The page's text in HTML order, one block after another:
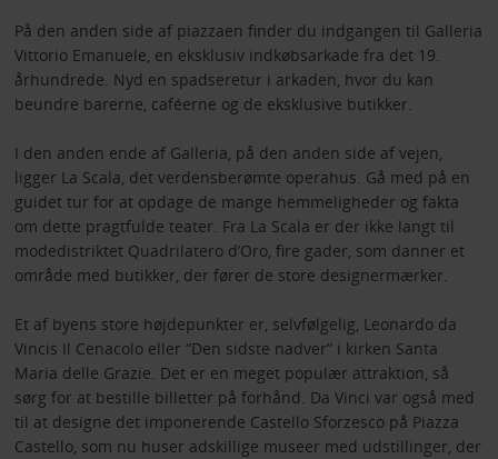
På den anden side af piazzaen finder du indgangen til Galleria
Vittorio Emanuele, en eksklusiv indkøbsarkade fra det 19.
århundrede. Nyd en spadseretur i arkaden, hvor du kan
beundre barerne, caféerne og de eksklusive butikker.
I den anden ende af Galleria, på den anden side af vejen,
ligger La Scala, det verdensberømte operahus. Gå med på en
guidet tur for at opdage de mange hemmeligheder og fakta
om dette pragtfulde teater. Fra La Scala er der ikke langt til
modedistriktet Quadrilatero d’Oro, fire gader, som danner et
område med butikker, der fører de store designermærker.
Et af byens store højdepunkter er, selvfølgelig, Leonardo da
Vincis Il Cenacolo eller “Den sidste nadver” i kirken Santa
Maria delle Grazie. Det er en meget populær attraktion, så
sørg for at bestille billetter på forhånd. Da Vinci var også med
til at designe det imponerende Castello Sforzesco på Piazza
Castello, som nu huser adskillige museer med udstillinger, der